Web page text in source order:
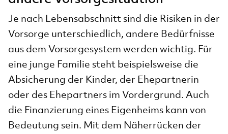
Je nach Lebensabschnitt sind die Risiken in der
Vorsorge unterschiedlich, andere Bedürfnisse
aus dem Vorsorgesystem werden wichtig. Für
eine junge Familie steht beispielsweise die
Absicherung der Kinder, der Ehepartnerin
oder des Ehepartners im Vordergrund. Auch
die Finanzierung eines Eigenheims kann von
Bedeutung sein. Mit dem Näherrücken der